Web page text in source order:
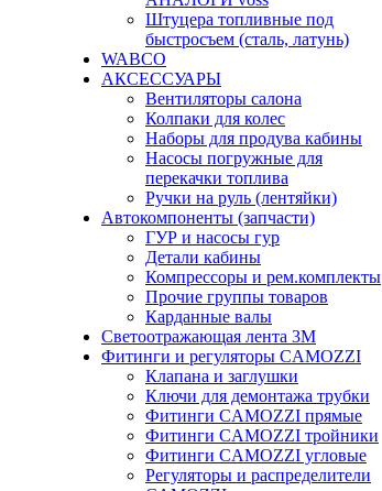
Штуцера топливные под
быстросъем (сталь, латунь)
WABCO
АКСЕССУАРЫ
Вентиляторы салона
Колпаки для колес
Наборы для продува кабины
Насосы погружные для
перекачки топлива
Ручки на руль (лентяйки)
Автокомпоненты (запчасти)
ГУР и насосы гур
Детали кабины
Компрессоры и рем.комплекты
Прочие группы товаров
Карданные валы
Светоотражающая лента 3М
Фитинги и регуляторы CAMOZZI
Клапана и заглушки
Ключи для демонтажа трубки
Фитинги CAMOZZI прямые
Фитинги CAMOZZI тройники
Фитинги CAMOZZI угловые
Регуляторы и распределители